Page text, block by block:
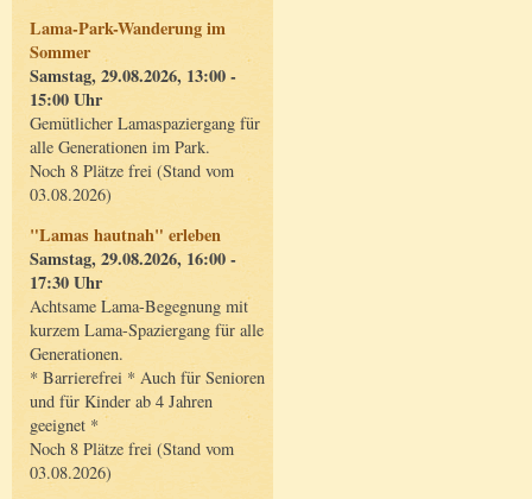
Lama-Park-Wanderung im
Sommer
Samstag, 29.08.2026, 13:00 -
15:00 Uhr
Gemütlicher Lamaspaziergang für
alle Generationen im Park.
Noch 8 Plätze frei (Stand vom
03.08.2026)
"Lamas hautnah" erleben
Samstag, 29.08.2026, 16:00 -
17:30 Uhr
Achtsame Lama-Begegnung mit
kurzem Lama-Spaziergang für alle
Generationen.
* Barrierefrei * Auch für Senioren
und für Kinder ab 4 Jahren
geeignet *
Noch 8 Plätze frei (Stand vom
03.08.2026)